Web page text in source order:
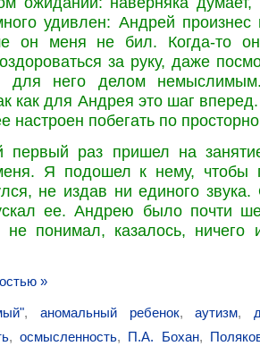
удивлен: Андрей произнес
он меня не бил. Когда-то
за руку, даже
для него делом
как для Андрея это шаг
настроен побегать по
первый раз пришел на
Я подошел к нему, чтобы
не издав ни единого
ее. Андрею было почти
не понимал, казалось, ничего
»
, аномальный ребенок,аутизм,
,осмысленность, П.А. Бохан,